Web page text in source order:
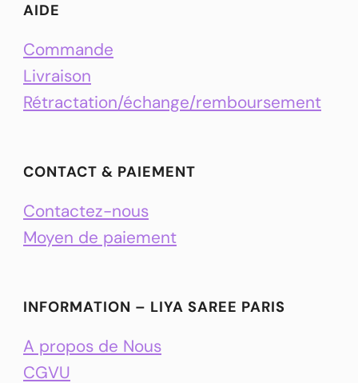
AIDE
Commande
Livraison
Rétractation/échange/remboursement
CONTACT & PAIEMENT
Contactez-nous
Moyen de paiement
INFORMATION – LIYA SAREE PARIS
A propos de Nous
CGVU